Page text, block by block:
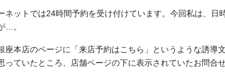
ネットでは24時間予約を受け付けています。今回私は、
…。
座本店のページに「来店予約はこちら」というような誘
っていたところ、店舗ページの下に表示されていたお問